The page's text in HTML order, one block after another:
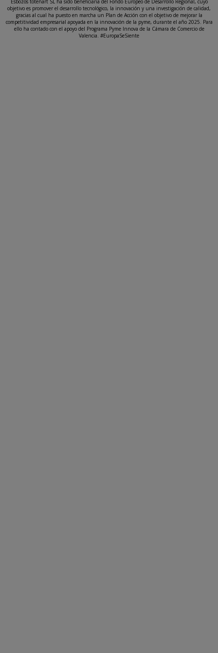
objetivo es promover el desarrollo tecnológico, la innovación y una investigación de calidad,
gracias al cual ha puesto en marcha un Plan de Acción con el objetivo de mejorar la
competitividad empresarial apoyada en la innovación de la pyme, durante el año 2025. Para
ello ha contado con el apoyo del Programa Pyme Innova de la Cámara de Comercio de
Valencia. #EuropaSeSiente